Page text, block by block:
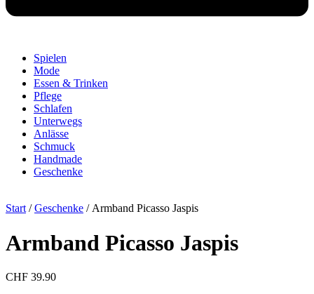
Spielen
Mode
Essen & Trinken
Pflege
Schlafen
Unterwegs
Anlässe
Schmuck
Handmade
Geschenke
Start /Geschenke / Armband Picasso Jaspis
Armband Picasso Jaspis
CHF 39.90